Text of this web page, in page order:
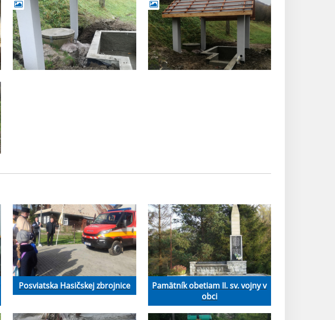
Posviatska Hasičskej zbrojnice
Pamätník obetiam II. sv. vojny v
obci